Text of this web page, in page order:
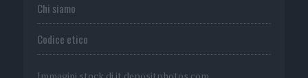
Chi siamo
Codice etico